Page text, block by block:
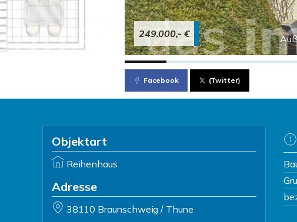
249.000,- €
Facebook (Twitter)
Objektart
Reihenhaus
Adresse
38110 Braunschweig / Thune